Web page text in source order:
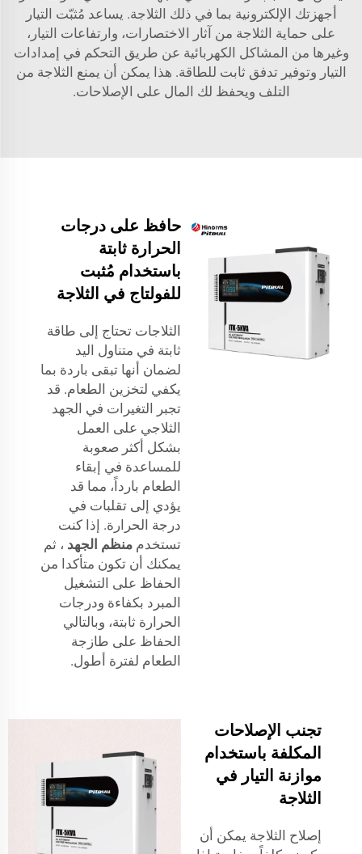
أجهزتك الإلكترونية بما في ذلك الثلاجة. يساعد مُثبّت التيار
على حماية الثلاجة من آثار الاختصارات، وارتفاعات التيار،
وغيرها من المشاكل الكهربائية عن طريق التحكم في إمدادات
التيار وتوفير تدفق ثابت للطاقة. هذا يمكن أن يمنع الثلاجة من
التلف ويحفظ لك المال على الإصلاحات.
حافظ على درجات
الحرارة ثابتة
باستخدام مُثبت
للفولتاج في الثلاجة
الثلاجات تحتاج إلى طاقة
ثابتة في متناول اليد
لضمان أنها تبقى باردة بما
يكفي لتخزين الطعام. قد
تجبر التغيرات في الجهد
الثلاجي على العمل
بشكل أكثر صعوبة
للمساعدة في إبقاء
الطعام بارداً، مما قد
يؤدي إلى تقلبات في
درجة الحرارة. إذا كنت
تستخدم منظم الجهد ، ثم
يمكنك أن تكون متأكدا من
الحفاظ على التشغيل
المبرد بكفاءة ودرجات
الحرارة ثابتة، وبالتالي
الحفاظ على طازجة
الطعام لفترة أطول.
تجنب الإصلاحات
المكلفة باستخدام
موازنة التيار في
الثلاجة
إصلاح الثلاجة يمكن أن